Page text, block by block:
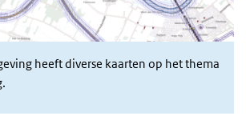
heeft diverse kaarten op het thema